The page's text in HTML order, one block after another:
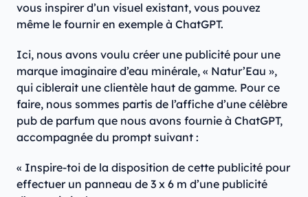
vous inspirer d’un visuel existant, vous pouvez
même le fournir en exemple à ChatGPT.
Ici, nous avons voulu créer une publicité pour une
marque imaginaire d’eau minérale, « Natur’Eau »,
qui ciblerait une clientèle haut de gamme. Pour ce
faire, nous sommes partis de l’affiche d’une célèbre
pub de parfum que nous avons fournie à ChatGPT,
accompagnée du prompt suivant :
« Inspire-toi de la disposition de cette publicité pour
effectuer un panneau de 3 x 6 m d’une publicité